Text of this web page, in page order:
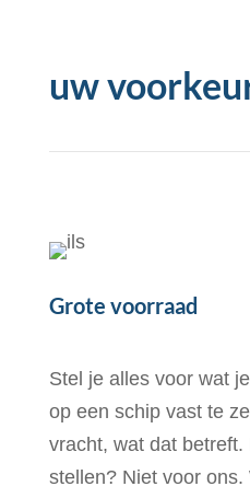
uw
Grote voorraad
Stel je alles voor wat
op een schip vast te
vracht, wat dat
stellen? Niet voor